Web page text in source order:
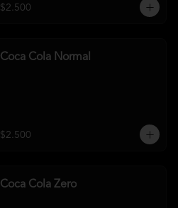
$2.500
Coca Cola Normal
$2.500
Coca Cola Zero